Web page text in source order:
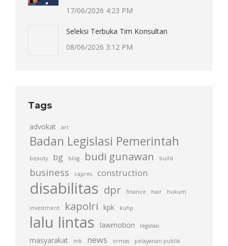
17/06/2026 4:23 PM
Seleksi Terbuka Tim Konsultan
08/06/2026 3:12 PM
Tags
advokat art
Badan Legislasi Pemerintah
beauty bg blog budi gunawan build
business capres construction
disabilitas dpr finance hair hukum
investment kapolri kpk kuhp
lalu lintas lawmotion legislasi
masyarakat mk news ormas pelayanan publik